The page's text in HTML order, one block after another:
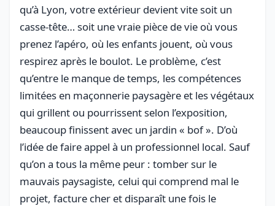
qu’à Lyon, votre extérieur devient vite soit un
casse-tête… soit une vraie pièce de vie où vous
prenez l’apéro, où les enfants jouent, où vous
respirez après le boulot. Le problème, c’est
qu’entre le manque de temps, les compétences
limitées en maçonnerie paysagère et les végétaux
qui grillent ou pourrissent selon l’exposition,
beaucoup finissent avec un jardin « bof ». D’où
l’idée de faire appel à un professionnel local. Sauf
qu’on a tous la même peur : tomber sur le
mauvais paysagiste, celui qui comprend mal le
projet, facture cher et disparaît une fois le